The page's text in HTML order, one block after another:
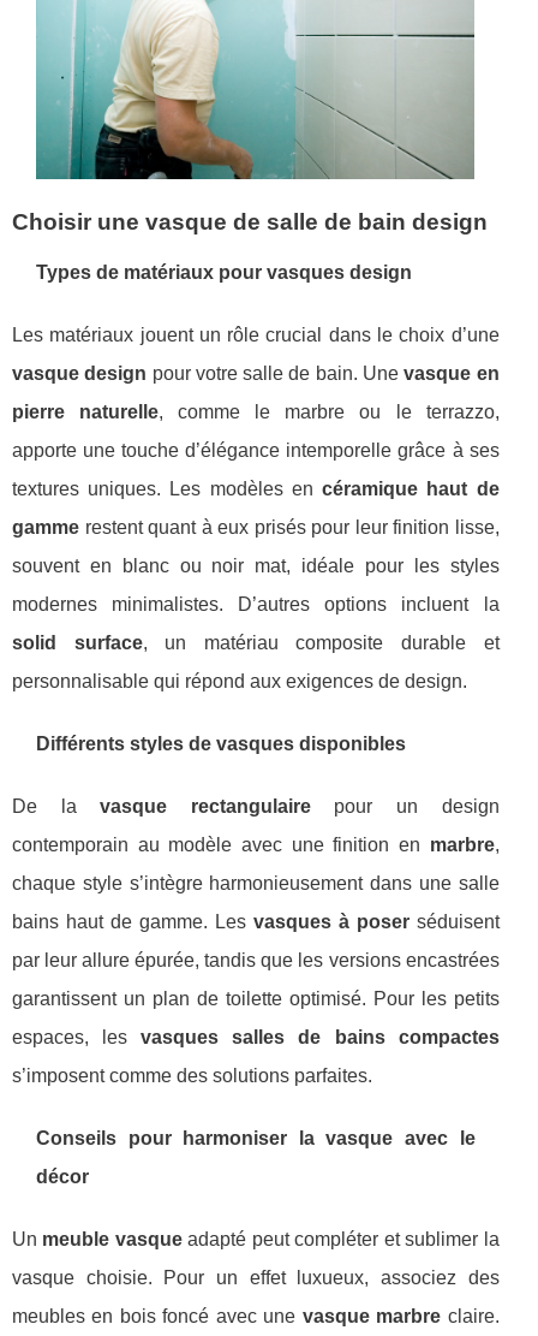
Choisir une vasque de salle de bain design
Types de matériaux pour vasques design
Les matériaux jouent un rôle crucial dans le choix d’une
vasque design pour votre salle de bain. Unevasque en
pierre naturelle, comme le marbre ou le terrazzo,
apporte une touche d’élégance intemporelle grâce à ses
textures uniques. Les modèles encéramique haut de
gamme restent quant à eux prisés pour leur finition lisse,
souvent en blanc ou noir mat, idéale pour les styles
modernes minimalistes. D’autres options incluent la
solid surface, un matériau composite durable et
personnalisable qui répond aux exigences de design.
Différents styles de vasques disponibles
De lavasque rectangulairepour un design
contemporain au modèle avec une finition en marbre,
chaque style s’intègre harmonieusement dans une salle
bains haut de gamme. Les vasques à poserséduisent
par leur allure épurée, tandis que les versions encastrées
garantissent un plan de toilette optimisé. Pour les petits
espaces, lesvasques salles de bains compactes
s’imposent comme des solutions parfaites.
Conseils pour harmoniser la vasque avec le
décor
Un meuble vasqueadapté peut compléter et sublimer la
vasque choisie. Pour un effet luxueux, associez des
meubles en bois foncé avec une vasque marbre claire.